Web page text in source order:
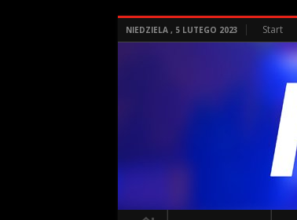
NIEDZIELA , 5 LUTEGO 2023 Start